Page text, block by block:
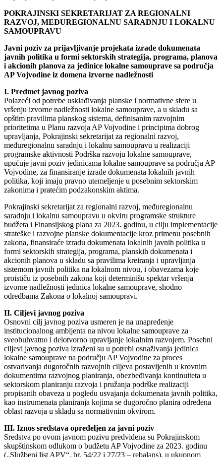
POKRAJINSKI SEKRETARIJAT ZA REGIONALNI
RAZVOJ, MEĐUREGIONALNU SARADNJU I LOKALNU
SAMOUPRAVU
Javni poziv za prijavljivanje projekata izrade dokumenata
javnih politika u formi sektorskih strategija, programa, planova
i akcionih planova za jedinice lokalne samouprave sa područja
AP Vojvodine iz domena izvorne nadležnosti
I. Predmet javnog poziva
Polazeći od potrebe usklađivanja planske i normativne sfere u
vršenju izvorne nadležnosti lokalne samouprave, a u skladu sa
opštim pravilima planskog sistema, definisanim razvojnim
prioritetima u Planu razvoja AP Vojvodine i principima dobrog
upravljanja, Pokrajinski sekretarijat za regionalni razvoj,
međuregionalnu saradnju i lokalnu samoupravu u realizaciji
programske aktivnosti Podrška razvoju lokalne samouprave,
upućuje javni poziv jedinicama lokalne samouprave sa područja AP
Vojvodine, za finansiranje izrade dokumenata lokalnih javnih
politika, koji imaju pravno utemeljenje u posebnim sektorskim
zakonima i pratećim podzakonskim aktima.
Pokrajinski sekretarijat za regionalni razvoj, međuregionalnu
saradnju i lokalnu samoupravu u okviru programske strukture
budžeta i Finansijskog plana za 2023. godinu, u cilju implementacije
strateške i razvojne planske dokumentacije kroz primenu posebnih
zakona, finansiraće izradu dokumenata lokalnih javnih politika u
formi sektorskih strategija, programa, planskih dokumenata i
akcionih planova u skladu sa pravilima kreiranja i upravljanja
sistemom javnih politika na lokalnom nivou, i obavezama koje
proističu iz posebnih zakona koji determinišu spektar vršenja
izvorne nadležnosti jedinica lokalne samouprave, shodno
odredbama Zakona o lokalnoj samoupravi.
II. Ciljevi javnog poziva
Osnovni cilj javnog poziva usmeren je na unapređenje
institucionalnog ambijenta na nivou lokalne samouprave za
sveobuhvatno i delotvorno upravljanje lokalnim razvojem. Posebni
ciljevi javnog poziva izraženi su u potrebi osnaživanja jedinica
lokalne samouprave na području AP Vojvodine za proces
ostvarivanja dugoročnih razvojnih ciljeva postavljenih u krovnim
dokumentima razvojnog planiranja, obezbeđivanja kontinuiteta u
sektorskom planiranju razvoja i pružanja podrške realizaciji
propisanih obaveza u pogledu usvajanja dokumenata javnih politika,
kao instrumenata planiranja kojima se dugoročno planira određena
oblast razvoja u skladu sa normativnim okvirom.
III. Iznos sredstava opredeljen za javni poziv
Sredstva po ovom javnom pozivu predviđena su Pokrajinskom
skupštinskom odlukom o budžetu AP Vojvodine za 2023. godinu
(„Službeni list APV“, br. 54/22 i 27/23 – rebalans), u ukupnom